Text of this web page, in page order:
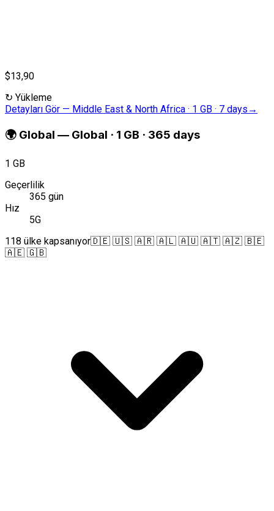
$13,90
↻ Yükleme
Detayları Gör — Middle East & North Africa · 1 GB · 7 days →
🌍 Global — Global · 1 GB · 365 days
1 GB
Geçerlilik
365 gün
Hız
5G
118 ülke kapsanıyor🇩🇪 🇺🇸 🇦🇷 🇦🇱 🇦🇺 🇦🇹 🇦🇿 🇧🇪
🇦🇪 🇬🇧